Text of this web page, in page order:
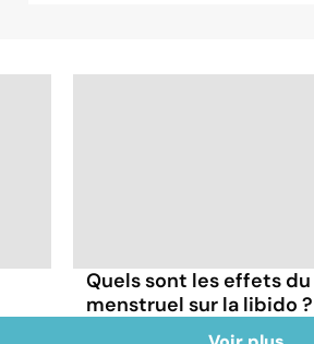
Quels sont les effets
menstruel sur la libido ?